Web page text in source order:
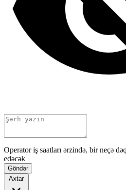
Operator iş saatları ərzində, bir neçə
edəcək
Göndər
Axtar